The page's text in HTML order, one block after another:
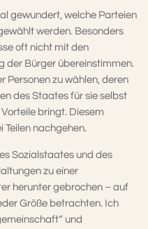
gewundert, welche Parteien
werden. Besonders
oft nicht mit den
der Bürger übereinstimmen.
Personen zu wählen, deren
des Staates für sie selbst
bringt. Diesem
Teilen nachgehen.
Sozialstaates und des
zu einer
herunter gebrochen – auf
Größe betrachten. Ich
und